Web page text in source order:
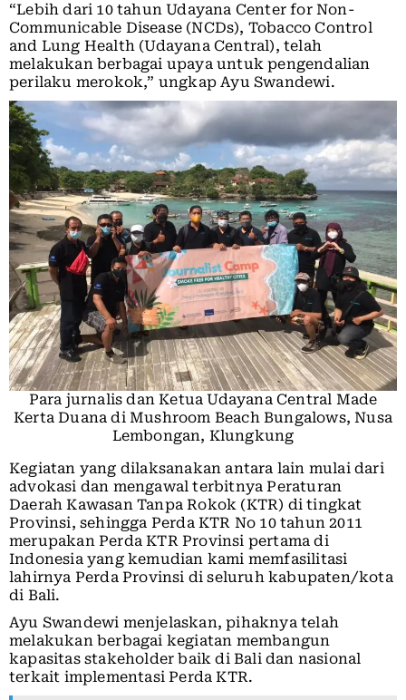
“Lebih dari 10 tahun Udayana Center for Non-
Communicable Disease (NCDs), Tobacco Control
and Lung Health (Udayana Central), telah
melakukan berbagai upaya untuk pengendalian
perilaku merokok,” ungkap Ayu Swandewi.
Para jurnalis dan Ketua Udayana Central Made
Kerta Duana di Mushroom Beach Bungalows, Nusa
Lembongan, Klungkung
Kegiatan yang dilaksanakan antara lain mulai dari
advokasi dan mengawal terbitnya Peraturan
Daerah Kawasan Tanpa Rokok (KTR) di tingkat
Provinsi, sehingga Perda KTR No 10 tahun 2011
merupakan Perda KTR Provinsi pertama di
Indonesia yang kemudian kami memfasilitasi
lahirnya Perda Provinsi di seluruh kabupaten/kota
di Bali.
Ayu Swandewi menjelaskan, pihaknya telah
melakukan berbagai kegiatan membangun
kapasitas stakeholder baik di Bali dan nasional
terkait implementasi Perda KTR.